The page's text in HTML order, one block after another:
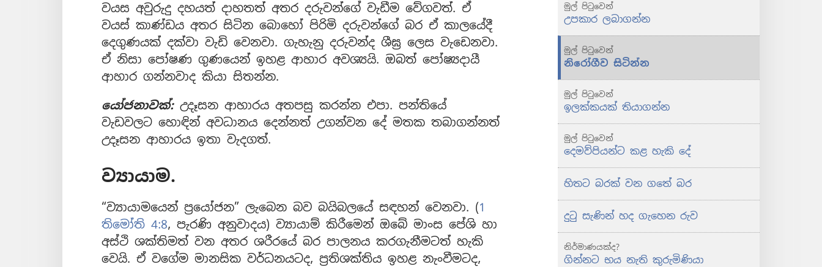
වයස අවුරුදු දහයත් දාහතත් අතර දරුවන්ගේ වැඩීම වේගවත්. ඒ
වයස් කාණ්ඩය අතර සිටින බොහෝ පිරිමි දරුවන්ගේ බර ඒ කාලයේදී
දෙගුණයක් දක්වා වැඩි වෙනවා. ගැහැනු දරුවන්ද ශීඝ්‍ර ලෙස වැඩෙනවා.
ඒ නිසා පෝෂණ ගුණයෙන් ඉහළ ආහාර අවශ්‍යයි. ඔබත් පෝෂ්‍යදායී
ආහාර ගන්නවාද කියා සිතන්න.
යෝජනාවක්: උදෑසන ආහාරය අතපසු කරන්න එපා. පන්තියේ
වැඩවලට හොඳින් අවධානය දෙන්නත් උගන්වන දේ මතක තබාගන්නත්
උදෑසන ආහාරය ඉතා වැදගත්.
ව්‍යායාම.
“ව්‍යායාමයෙන් ප්‍රයෝජන” ලැබෙන බව බයිබලයේ සඳහන් වෙනවා. (1
තිමෝති 4:8, පැරණි අනුවාදය) ව්‍යායාම් කිරීමෙන් ඔබේ මාංස පේශි හා
අස්ථි ශක්තිමත් වන අතර ශරීරයේ බර පාලනය කරගැනීමටත් හැකි
වෙයි. ඒ වගේම මානසික වර්ධනයටද, ප්‍රතිශක්තිය ඉහළ නැංවීමටද,
මුල් පිටුවෙන්
උපකාර ලබාගන්න
මුල් පිටුවෙන්
නිරෝගීව සිටින්න
මුල් පිටුවෙන්
ඉලක්කයක් තියාගන්න
මුල් පිටුවෙන්
දෙමව්පියන්ට කළ හැකි දේ
හිතට බරක් වන ගතේ බර
දුටු සැණින් හද ගැහෙන රුව
නිර්මාණයක්ද?
ගින්නට භය නැති කුරුමිණියා